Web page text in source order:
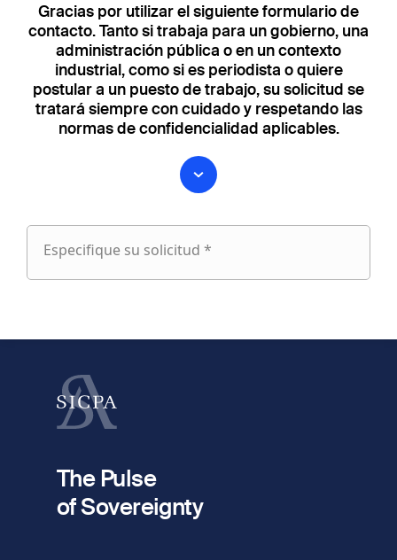
Gracias por utilizar el siguiente formulario de
contacto. Tanto si trabaja para un gobierno, una
administración pública o en un contexto
industrial, como si es periodista o quiere
postular a un puesto de trabajo, su solicitud se
tratará siempre con cuidado y respetando las
normas de confidencialidad aplicables.
Especifique su solicitud *
Especifique
Apellido
fieldset
The Pulse
of Sovereignty